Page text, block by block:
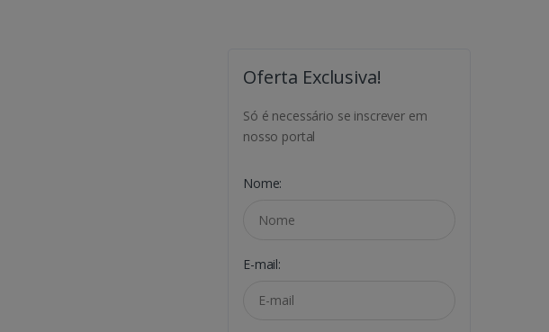
Oferta Exclusiva!
Só é necessário se inscrever em
nosso portal
Nome:
E-mail: